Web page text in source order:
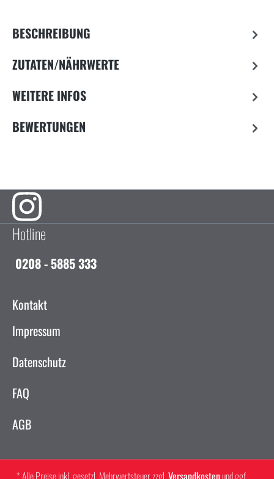
BESCHREIBUNG
ZUTATEN/NÄHRWERTE
WEITERE INFOS
BEWERTUNGEN
Hotline
0208 - 5885 333
Kontakt
Impressum
Datenschutz
FAQ
AGB